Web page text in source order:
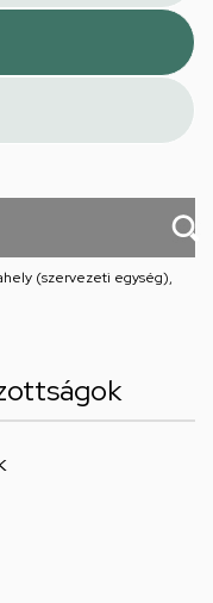
(szervezeti egység),